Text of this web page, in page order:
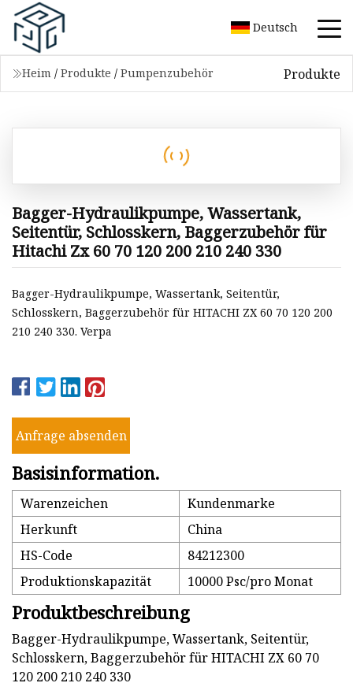
Deutsch
Heim / Produkte / Pumpenzubehör Produkte
Bagger-Hydraulikpumpe, Wassertank,
Seitentür, Schlosskern, Baggerzubehör für
Hitachi Zx 60 70 120 200 210 240 330
Bagger-Hydraulikpumpe, Wassertank, Seitentür,
Schlosskern, Baggerzubehör für HITACHI ZX 60 70 120 200
210 240 330. Verpa
Anfrage absenden
Basisinformation.
Warenzeichen
Kundenmarke
Herkunft
China
HS-Code
84212300
Produktionskapazität
10000 Psc/pro Monat
Produktbeschreibung
Bagger-Hydraulikpumpe, Wassertank, Seitentür,
Schlosskern, Baggerzubehör für HITACHI ZX 60 70
120 200 210 240 330